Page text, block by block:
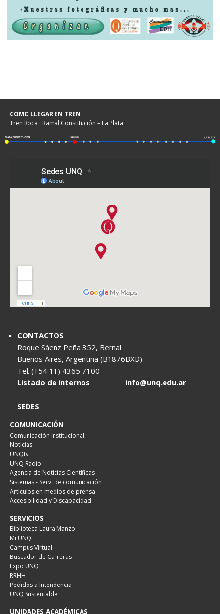
COMO LLEGAR EN TREN
Tren Roca . Ramal Constitución – La Plata
CONTACTOS
Roque Sáenz Peña 352, Bernal
Buenos Aires, Argentina (B1876BXD)
Tel. (+54 11) 4365 7100
Listado de internos
info@unq.edu.ar
SEDES
COMUNICACIÓN
Comunicación Institucional
Noticias
UNQtv
UNQ Radio
Agencia de Noticias Científicas
Sistemas - Serv. de comunicación
Artículos en medios de prensa
Accesibilidad y Discapacidad
SERVICIOS
Biblioteca Laura Manzo
Mi UNQ
Campus Virtual
Buscador de Carreras
Expo UNQ
RRHH
Pedidos a Intendencia
UNQ Sustentable
UNIDADES ACADÉMICAS